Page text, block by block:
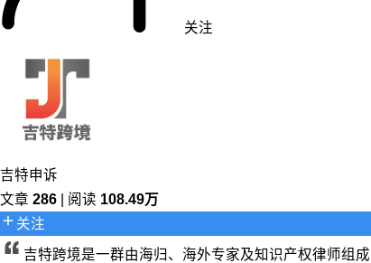
关注
吉特申诉
文章 286 | 阅读 108.49万
关注
吉特跨境是一群由海归、海外专家及知识产权律师组